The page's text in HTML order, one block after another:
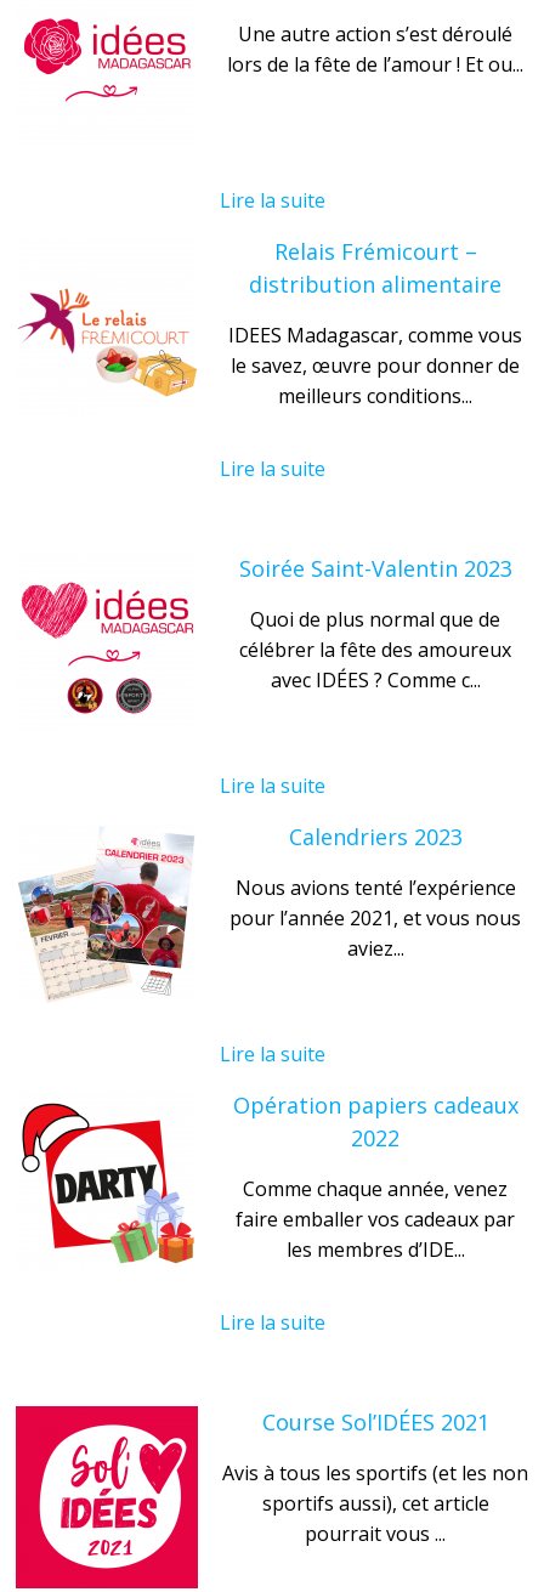
Une autre action s’est déroulé
lors de la fête de l’amour ! Et ou...
Lire la suite
Relais Frémicourt –
distribution alimentaire
IDEES Madagascar, comme vous
le savez, œuvre pour donner de
meilleurs conditions...
Lire la suite
Soirée Saint-Valentin 2023
Quoi de plus normal que de
célébrer la fête des amoureux
avec IDÉES ? Comme c...
Lire la suite
Calendriers 2023
Nous avions tenté l’expérience
pour l’année 2021, et vous nous
aviez...
Lire la suite
Opération papiers cadeaux
2022
Comme chaque année, venez
faire emballer vos cadeaux par
les membres d’IDE...
Lire la suite
Course Sol’IDÉES 2021
Avis à tous les sportifs (et les non
sportifs aussi), cet article
pourrait vous ...